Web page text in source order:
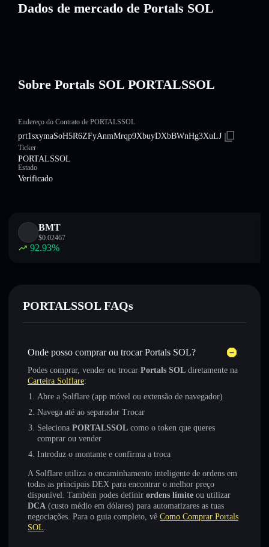
Dados de mercado de Portals SOL
Sobre Portals SOL PORTALSSOL
Endereço do Contrato de PORTALSSOL
prt1sxymaSoH5R6ZFyAnmMrqp9XbuyDXbBWnHg3XuLJ
Ticker
PORTALSSOL
Estado
Verificado
BMT
$0.02467
92.93%
PORTALSSOL FAQs
Onde posso comprar ou trocar Portals SOL?
Podes comprar, vender ou trocar Portals SOL diretamente na
Carteira Solflare:
Abre a Solflare (app móvel ou extensão de navegador)
Navega até ao separador Trocar
Seleciona PORTALSSOL como o token que queres
comprar ou vender
Introduz o montante e confirma a troca
A Solflare utiliza o encaminhamento inteligente de ordens em
todas as principais DEX para encontrar o melhor preço
disponível. Também podes definir ordens limite ou utilizar
DCA (custo médio em dólares) para automatizares as tuas
negociações. Para o guia completo, vê Como Comprar Portals
SOL.